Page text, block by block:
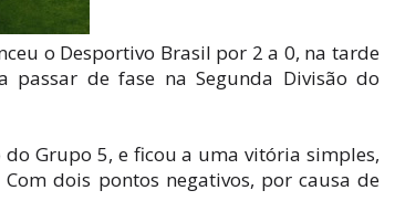
o Desportivo Brasil por 2 a 0, na tarde
de fase na Segunda Divisão do
Grupo 5, e ficou a uma vitória simples,
dois pontos negativos, por causa de